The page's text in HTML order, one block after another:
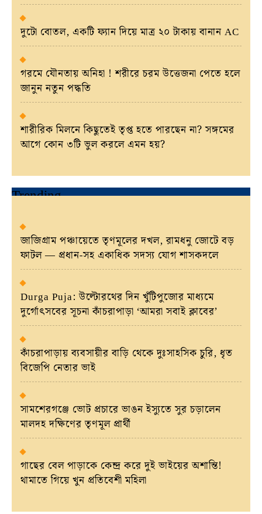
দুটো বোতল, একটি ফ্যান দিয়ে মাত্র ২০ টাকায় বানান AC
গরমে যৌনতায় অনিহা ! শরীরে চরম উত্তেজনা পেতে হলে
জানুন নতুন পদ্ধতি
শারীরিক মিলনে কিছুতেই তৃপ্ত হতে পারছেন না? সঙ্গমের
আগে কোন ৩টি ভুল করলে এমন হয়?
Trending
জাজিগ্রাম পঞ্চায়েতে তৃণমূলের দখল, রামধনু জোটে বড়
ফাটল — প্রধান-সহ একাধিক সদস্য যোগ শাসকদলে
Durga Puja: উল্টোরথের দিন খুঁটিপুজোর মাধ্যমে
দুর্গোৎসবের সূচনা কাঁচরাপাড়া ‘আমরা সবাই ক্লাবের’
কাঁচরাপাড়ায় ব্যবসায়ীর বাড়ি থেকে দুঃসাহসিক চুরি, ধৃত
বিজেপি নেতার ভাই
সামশেরগঞ্জে ভোট প্রচারে ভাঙন ইস্যুতে সুর চড়ালেন
মালদহ দক্ষিণের তৃণমূল প্রার্থী
গাছের বেল পাড়াকে কেন্দ্র করে দুই ভাইয়ের অশান্তি!
থামাতে গিয়ে খুন প্রতিবেশী মহিলা